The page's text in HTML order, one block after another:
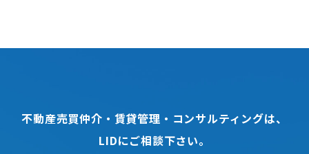
不動産売買仲介・賃貸管理・コンサルティングは、
LIDにご相談下さい。